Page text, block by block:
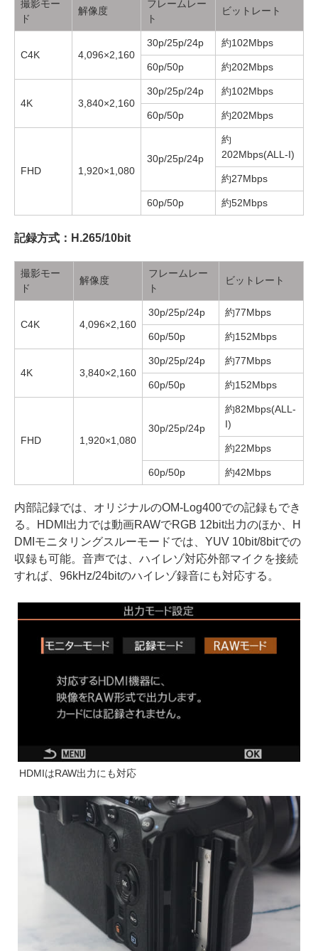
撮影モー
ド
解像度
フレームレー
ト
ビットレート
C4K 4,096×2,160
30p/25p/24p 約102Mbps
60p/50p 約202Mbps
4K 3,840×2,160
30p/25p/24p 約102Mbps
60p/50p 約202Mbps
FHD 1,920×1,080
30p/25p/24p
約
202Mbps(ALL-I)
約27Mbps
60p/50p 約52Mbps
記録方式：H.265/10bit
撮影モー
ド
解像度
フレームレー
ト
ビットレート
C4K 4,096×2,160
30p/25p/24p 約77Mbps
60p/50p 約152Mbps
4K 3,840×2,160
30p/25p/24p 約77Mbps
60p/50p 約152Mbps
FHD 1,920×1,080
30p/25p/24p
約82Mbps(ALL-
I)
約22Mbps
60p/50p 約42Mbps
内部記録では、オリジナルのOM-Log400での記録もでき
る。HDMI出力では動画RAWでRGB 12bit出力のほか、H
DMIモニタリングスルーモードでは、YUV 10bit/8bitでの
収録も可能。音声では、ハイレゾ対応外部マイクを接続
すれば、96kHz/24bitのハイレゾ録音にも対応する。
HDMIはRAW出力にも対応